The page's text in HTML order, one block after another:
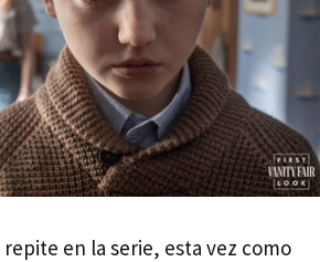
repite en la serie, esta vez como